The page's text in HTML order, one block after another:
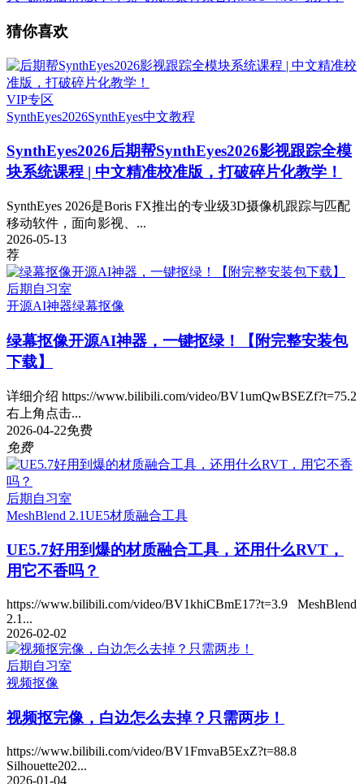
猜你喜欢
VIP专区
SynthEyes2026SynthEyes中文教程
SynthEyes2026后期帮SynthEyes2026影视跟踪全模
块系统课程 | 中文精准校准版，打破碎片化教学！
SynthEyes 2026是Boris FX推出的专业级3D摄像机跟踪与匹配
移动软件，面向影视、...
2026-05-13
荐
后期自习室
开源AI神器绿幕抠像
绿幕抠像开源AI神器，一键抠绿！【附完整安装包
下载】
详细介绍 https://www.bilibili.com/video/BV1umQwBSEZf?t=75.2
右上角点击...
2026-04-22免费
免费
后期自习室
MeshBlend 2.1UE5材质融合工具
UE5.7好用到爆的材质融合工具，还用什么RVT，
用它不香吗？
https://www.bilibili.com/video/BV1khiCBmE17?t=3.9 MeshBlend
2.1...
2026-02-02
后期自习室
视频抠像
视频抠完像，白边怎么去掉？只需两步！
https://www.bilibili.com/video/BV1FmvaB5ExZ?t=88.8
Silhouette202...
2026-01-04